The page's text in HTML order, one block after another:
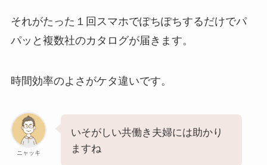
それがたった１回スマホでぽちぽちするだけでパ
パッと複数社のカタログが届きます。
時間効率のよさがケタ違いです。
ニャッキ
いそがしい共働き夫婦には助かり
ますね